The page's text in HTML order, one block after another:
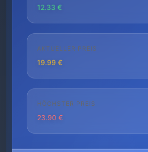
12.33 €
AKTUELLER PREIS
19.99 €
HÖCHSTER PREIS
23.90 €